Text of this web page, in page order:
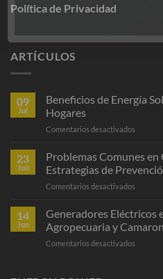
Política de Privacidad
ARTÍCULOS
09
Jul
Beneficios de Energía
Hogares
Comentarios desactivados
Energía
Solar
en
23
Jun
Problemas Comunes
Estrategias de
Comentarios desactivados
Comunes
en
14
Jun
Generadores Eléctricos
Agropecuaria y
Comentarios desactivados